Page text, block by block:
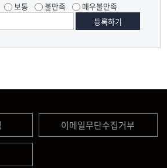
보통 불만족 매우불만족
이메일무단수집거부